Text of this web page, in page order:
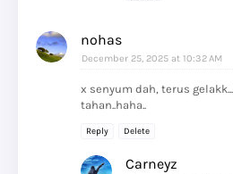
nohas
December 25, 2025 at 10:32 AM
x senyum dah, terus
tahan..haha..
Reply Delete
Carneyz